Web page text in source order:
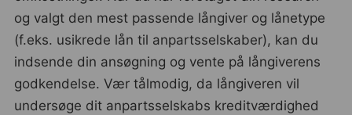
og valgt den mest passende långiver og lånetype
(f.eks. usikrede lån til anpartsselskaber), kan du
indsende din ansøgning og vente på långiverens
godkendelse. Vær tålmodig, da långiveren vil
undersøge dit anpartsselskabs kreditværdighed